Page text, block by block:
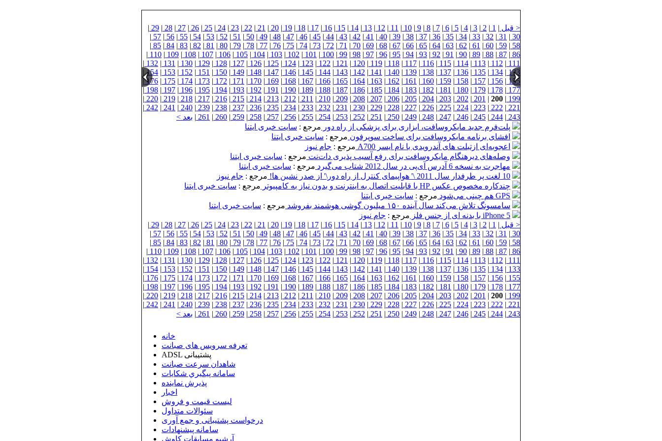
< قبل |
1
|
2
|
3
|
4
|
5
|
6
|
7
|
8
|
9
|
10
|
11
|
12
|
13
|
14
|
15
|
16
|
17
|
18
|
19
|
20
|
21
|
22
|
23
|
24
|
25
|
26
|
27
|
28
|
29
|
30
|
31
|
32
|
33
|
34
|
35
|
36
|
37
|
38
|
39
|
40
|
41
|
42
|
43
|
44
|
45
|
46
|
47
|
48
|
49
|
50
|
51
|
52
|
53
|
54
|
55
|
56
|
57
|
58
|
59
|
60
|
61
|
62
|
63
|
64
|
65
|
66
|
67
|
68
|
69
|
70
|
71
|
72
|
73
|
74
|
75
|
76
|
77
|
78
|
79
|
80
|
81
|
82
|
83
|
84
|
85
|
86
|
87
|
88
|
89
|
90
|
91
|
92
|
93
|
94
|
95
|
96
|
97
|
98
|
99
|
100
|
101
|
102
|
103
|
104
|
105
|
106
|
107
|
108
|
109
|
110
|
111
|
112
|
113
|
114
|
115
|
116
|
117
|
118
|
119
|
120
|
121
|
122
|
123
|
124
|
125
|
126
|
127
|
128
|
129
|
130
|
131
|
132
|
133
|
134
|
135
|
136
|
137
|
138
|
139
|
140
|
141
|
142
|
143
|
144
|
145
|
146
|
147
|
148
|
149
|
150
|
151
|
152
|
153
|
154
|
155
|
156
|
157
|
158
|
159
|
160
|
161
|
162
|
163
|
164
|
165
|
166
|
167
|
168
|
169
|
170
|
171
|
172
|
173
|
174
|
175
|
176
|
177
|
178
|
179
|
180
|
181
|
182
|
183
|
184
|
185
|
186
|
187
|
188
|
189
|
190
|
191
|
192
|
193
|
194
|
195
|
196
|
197
|
198
|
199
|
200
|
201
|
202
|
203
|
204
|
205
|
206
|
207
|
208
|
209
|
210
|
211
|
212
|
213
|
214
|
215
|
216
|
217
|
218
|
219
|
220
|
221
|
222
|
223
|
224
|
225
|
226
|
227
|
228
|
229
|
230
|
231
|
232
|
233
|
234
|
235
|
236
|
237
|
238
|
239
|
240
|
241
|
242
|
243
|
244
|
245
|
246
|
247
|
248
|
249
|
250
|
251
|
252
|
253
|
254
|
255
|
256
|
257
|
258
|
259
|
260
|
261
| بعد >
پلت‌فرم جدید مایکروسافت، ابزاری برای پزشکی از راه دور مرجع : سایت خبری ایتنا
افشای برنامه مایکروسافت برای ساخت سوپرفون مرجع : سایت خبری ایتنا
اعجوبه‌ای ازتبلت های آندرویدی با نام ایسر A700
مرجع : جام نيوز
وصله‌های دیرهنگام مایکروسافت برای رفع آسیب پذیری دات‌نت مرجع : سایت خبری ایتنا
مهاجرت به نسخه 6 آدرس آی‌پی در سال 2012 شتاب می‌گیرد
مرجع : سایت خبری ایتنا
10 لغت پر طرفدار سال 2011 \' هواپیمای کنترل از راه دور\' از صدر نشین ها!
مرجع : جام نيوز
چندکاره مخصوص عکس HP با قابلیت اتصال به اینترنت و بدون نیاز به کامپیوتر
مرجع : سایت خبری ایتنا
GPS هم چینی می‌شود
مرجع : سایت خبری ایتنا
سامسونگ تلاش می‌کند سال آینده ۱۵۰ میلیون گوشی هوشمند بفروشد
مرجع : سایت خبری ایتنا
iPhone 5 با بدنه ای از جنس فلز
مرجع : جام نيوز
< قبل |
1
|
2
|
3
|
4
|
5
|
6
|
7
|
8
|
9
|
10
|
11
|
12
|
13
|
14
|
15
|
16
|
17
|
18
|
19
|
20
|
21
|
22
|
23
|
24
|
25
|
26
|
27
|
28
|
29
|
30
|
31
|
32
|
33
|
34
|
35
|
36
|
37
|
38
|
39
|
40
|
41
|
42
|
43
|
44
|
45
|
46
|
47
|
48
|
49
|
50
|
51
|
52
|
53
|
54
|
55
|
56
|
57
|
58
|
59
|
60
|
61
|
62
|
63
|
64
|
65
|
66
|
67
|
68
|
69
|
70
|
71
|
72
|
73
|
74
|
75
|
76
|
77
|
78
|
79
|
80
|
81
|
82
|
83
|
84
|
85
|
86
|
87
|
88
|
89
|
90
|
91
|
92
|
93
|
94
|
95
|
96
|
97
|
98
|
99
|
100
|
101
|
102
|
103
|
104
|
105
|
106
|
107
|
108
|
109
|
110
|
111
|
112
|
113
|
114
|
115
|
116
|
117
|
118
|
119
|
120
|
121
|
122
|
123
|
124
|
125
|
126
|
127
|
128
|
129
|
130
|
131
|
132
|
133
|
134
|
135
|
136
|
137
|
138
|
139
|
140
|
141
|
142
|
143
|
144
|
145
|
146
|
147
|
148
|
149
|
150
|
151
|
152
|
153
|
154
|
155
|
156
|
157
|
158
|
159
|
160
|
161
|
162
|
163
|
164
|
165
|
166
|
167
|
168
|
169
|
170
|
171
|
172
|
173
|
174
|
175
|
176
|
177
|
178
|
179
|
180
|
181
|
182
|
183
|
184
|
185
|
186
|
187
|
188
|
189
|
190
|
191
|
192
|
193
|
194
|
195
|
196
|
197
|
198
|
199
|
200
|
201
|
202
|
203
|
204
|
205
|
206
|
207
|
208
|
209
|
210
|
211
|
212
|
213
|
214
|
215
|
216
|
217
|
218
|
219
|
220
|
221
|
222
|
223
|
224
|
225
|
226
|
227
|
228
|
229
|
230
|
231
|
232
|
233
|
234
|
235
|
236
|
237
|
238
|
239
|
240
|
241
|
242
|
243
|
244
|
245
|
246
|
247
|
248
|
249
|
250
|
251
|
252
|
253
|
254
|
255
|
256
|
257
|
258
|
259
|
260
|
261
| بعد >
خانه
تعرفه سرویس های صبانت
ADSL پشتیبانی
شاهدان سرعت صبانت
سامانه پيگيري شكايات
پذيرش نماينده
اخبار
لیست قیمت و فروش
سئوالات متداول
درخواست پشتیبانی و جمع آوری
سامانه پیشنهادات
آرشیو مسابقات کاوش